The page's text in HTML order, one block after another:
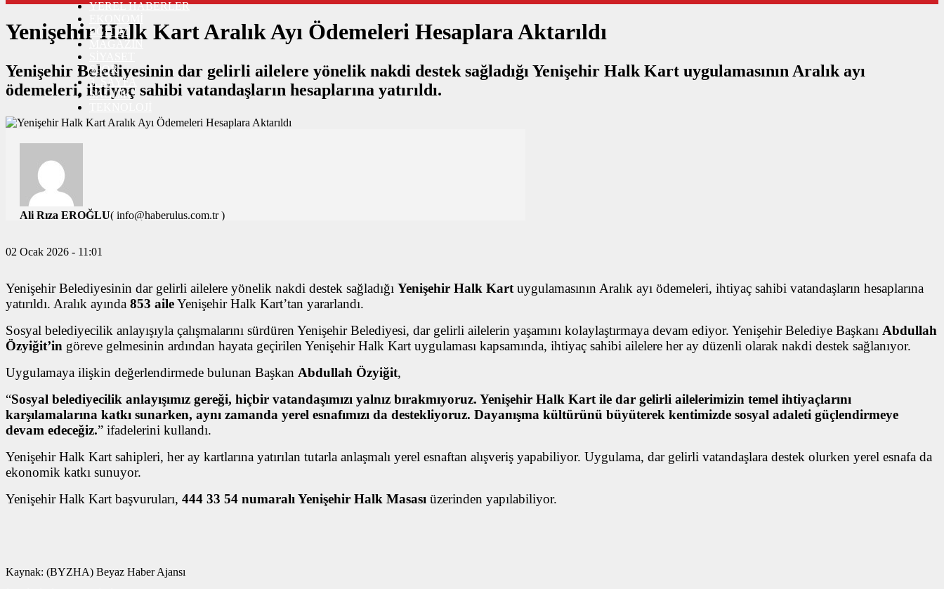
BURÇLAR
İLETİŞİM
YEREL HABERLER
EĞİTİM
SPOR
3. SAYFA
SAĞLIK
Yenişehir Halk Kart Aralık Ayı Ödemeleri Hesaplara Aktarıldı
Yenişehir Belediyesinin dar gelirli ailelere yönelik nakdi destek sağladığı Yenişehir Halk Kart uygulamasının Aralık ayı
ödemeleri, ihtiyaç sahibi vatandaşların hesaplarına yatırıldı.
Ali Rıza EROĞLU( info@haberulus.com.tr )
02 Ocak 2026 - 11:01
Yenişehir Belediyesinin dar gelirli ailelere yönelik nakdi destek sağladığı Yenişehir Halk Kartuygulamasının Aralık ayı ödemeleri, ihtiyaç sahibi vatandaşların hesaplarına
yatırıldı. Aralık ayında 853 aileYenişehir Halk Kart’tan yararlandı.
Sosyal belediyecilik anlayışıyla çalışmalarını sürdüren Yenişehir Belediyesi, dar gelirli ailelerin yaşamını kolaylaştırmaya devam ediyor. Yenişehir Belediye Başkanı Abdullah
Özyiğit’in göreve gelmesinin ardından hayata geçirilen Yenişehir Halk Kart uygulaması kapsamında, ihtiyaç sahibi ailelere her ay düzenli olarak nakdi destek sağlanıyor.
Uygulamaya ilişkin değerlendirmede bulunan Başkan Abdullah Özyiğit,
“Sosyal belediyecilik anlayışımız gereği, hiçbir vatandaşımızı yalnız bırakmıyoruz. Yenişehir Halk Kart ile dar gelirli ailelerimizin temel ihtiyaçlarını
karşılamalarına katkı sunarken, aynı zamanda yerel esnafımızı da destekliyoruz. Dayanışma kültürünü büyüterek kentimizde sosyal adaleti güçlendirmeye
devam edeceğiz.” ifadelerini kullandı.
Yenişehir Halk Kart sahipleri, her ay kartlarına yatırılan tutarla anlaşmalı yerel esnaftan alışveriş yapabiliyor. Uygulama, dar gelirli vatandaşlara destek olurken yerel esnafa da
ekonomik katkı sunuyor.
Yenişehir Halk Kart başvuruları, 444 33 54 numaralı Yenişehir Halk Masası üzerinden yapılabiliyor.
Kaynak: (BYZHA) Beyaz Haber Ajansı